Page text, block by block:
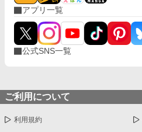
アプリ一覧
公式SNS一覧
ご利用について
利用規約